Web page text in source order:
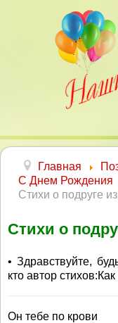
Главная
С Днем Рождения
Стихи о подруге
Стихи о
• Здравствуйте,
кто автор
Он тебе по крови